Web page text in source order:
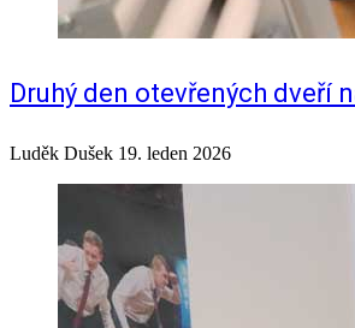
Druhý den otevřených dveří
Luděk Dušek 19. leden 2026